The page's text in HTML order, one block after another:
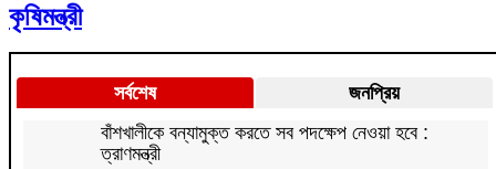
কৃষিমন্ত্রী
সর্বশেষ
জনপ্রিয়
বাঁশখালীকে বন্যামুক্ত করতে সব পদক্ষেপ নেওয়া হবে :
ত্রাণমন্ত্রী